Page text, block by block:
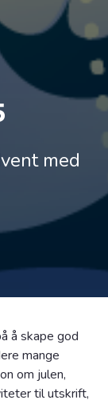
med
å skape god
mange
om julen,
til utskrift,